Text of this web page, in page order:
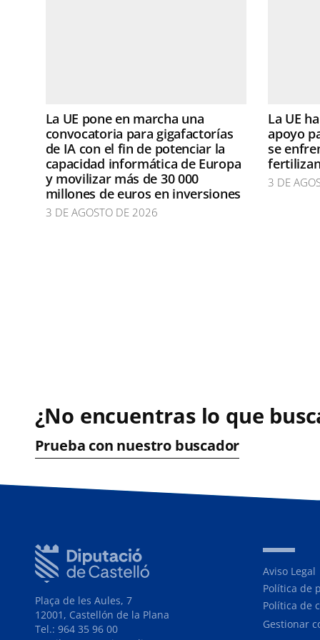
La UE pone en marcha una
convocatoria para gigafactorías
de IA con el fin de potenciar la
capacidad informática de Europa
y movilizar más de 30 000
millones de euros en inversiones
3 DE AGOSTO DE 2026
La UE
apoyo
se
3 DE
¿No encuentras lo que
Prueba con nuestro buscador
Plaça de les Aules, 7
12001, Castellón de la Plana
Tel.: 964 35 96 00
Aviso Legal
Política de
Política de
Gestionar